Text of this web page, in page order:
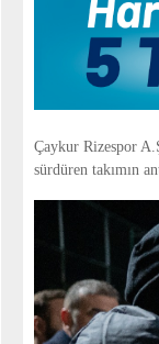
Çaykur Rizespor
sürdüren takımın